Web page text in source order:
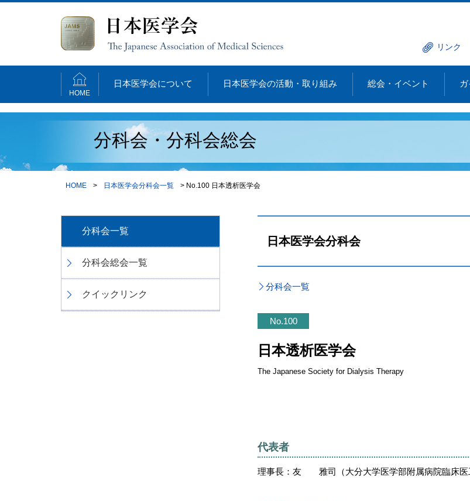
リンク
HOME
日本医学会について 日本医学会の活動・取り組み 総会・イベント
分科会・分科会総会
HOME > 日本医学会分科会一覧 > No.100 日本透析医学会
分科会一覧
分科会総会一覧
クイックリンク
日本医学会分科会
分科会一覧
No.100
日本透析医学会
The Japanese Society for Dialysis Therapy
代表者
理事長：友 雅司（大分大学医学部附属病院臨床医